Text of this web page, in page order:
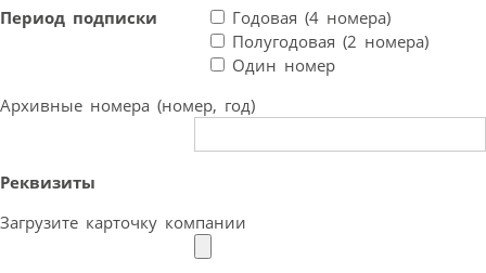
Период подписки
Годовая (4 номера)
Полугодовая (2 номера)
Один номер
Архивные номера (номер, год)
Реквизиты
Загрузите карточку компании